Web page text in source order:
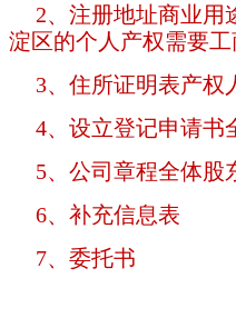
2、注册地址商业
淀区的个人产权需要工
3、住所证明表产权
4、设立登记申请书
5、公司章程全体股
6、补充信息表
7、委托书